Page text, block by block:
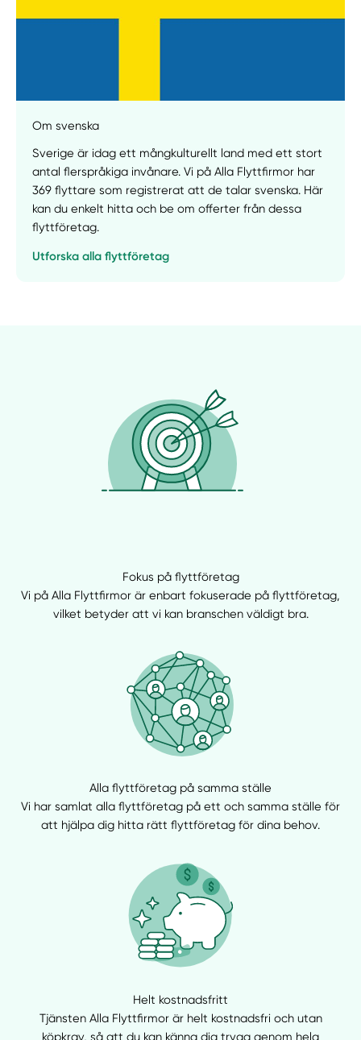
Få hjälp
Välj tillvägagångssätt
Om svenska
Sverige är idag ett mångkulturellt land med ett stort
antal flerspråkiga invånare. Vi på Alla Flyttfirmor har
369 flyttare som registrerat att de talar svenska. Här
kan du enkelt hitta och be om offerter från dessa
flyttföretag.
Utforska alla flyttföretag
Fokus på flyttföretag
Vi på Alla Flyttfirmor är enbart fokuserade på flyttföretag,
vilket betyder att vi kan branschen väldigt bra.
Alla flyttföretag på samma ställe
Vi har samlat alla flyttföretag på ett och samma ställe för
att hjälpa dig hitta rätt flyttföretag för dina behov.
Helt kostnadsfritt
Tjänsten Alla Flyttfirmor är helt kostnadsfri och utan
köpkrav, så att du kan känna dig trygg genom hela